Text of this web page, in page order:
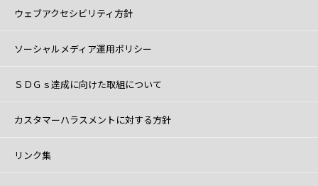
ウェブアクセシビリティ方針
ソーシャルメディア運用ポリシー
ＳＤＧｓ達成に向けた取組について
カスタマーハラスメントに対する方針
リンク集